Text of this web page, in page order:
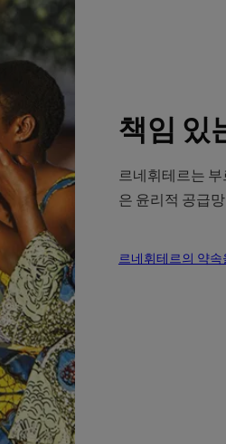
책임 있
르네휘테르는
은 윤리적 공급
르네휘테르의 약속